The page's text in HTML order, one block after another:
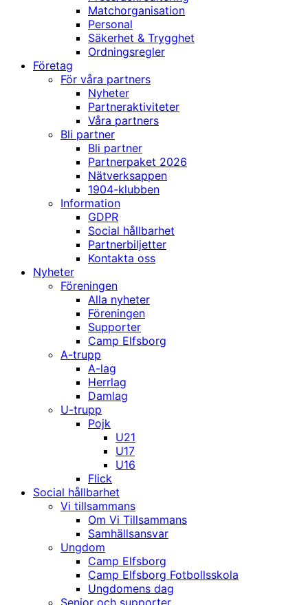
Matchorganisation
Personal
Säkerhet & Trygghet
Ordningsregler
Företag
För våra partners
Nyheter
Partneraktiviteter
Våra partners
Bli partner
Bli partner
Partnerpaket 2026
Nätverksappen
1904-klubben
Information
GDPR
Social hållbarhet
Partnerbiljetter
Kontakta oss
Nyheter
Föreningen
Alla nyheter
Föreningen
Supporter
Camp Elfsborg
A-trupp
A-lag
Herrlag
Damlag
U-trupp
Pojk
U21
U17
U16
Flick
Social hållbarhet
Vi tillsammans
Om Vi Tillsammans
Samhällsansvar
Ungdom
Camp Elfsborg
Camp Elfsborg Fotbollsskola
Ungdomens dag